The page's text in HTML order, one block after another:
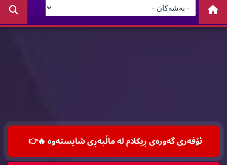
COM
ئۆفه‌ری گه‌وره‌ی ڕیكلام له‌ ماڵپه‌ڕی شایسته‌وه‌ 🔥👉